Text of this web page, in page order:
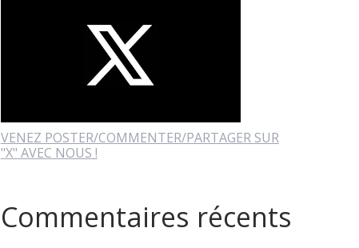
VENEZ POSTER/COMMENTER/PARTAGER SUR
"X" AVEC NOUS !
Commentaires récents